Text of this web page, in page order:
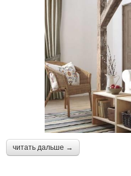
читать дальше →